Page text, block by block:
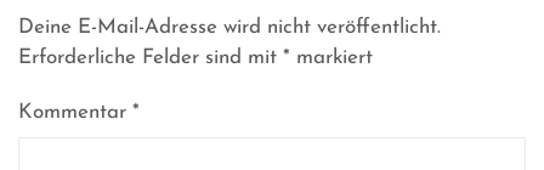
Deine E-Mail-Adresse wird nicht veröffentlicht.
Erforderliche Felder sind mit * markiert
Kommentar *